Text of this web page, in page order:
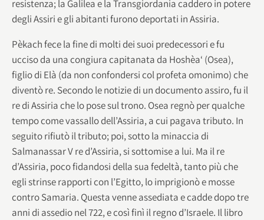
resistenza; la Galilea e la Transgiordania caddero in potere
degli Assiri e gli abitanti furono deportati in Assiria.
Pèkach fece la fine di molti dei suoi predecessori e fu
ucciso da una congiura capitanata da Hoshèa‘ (Osea),
figlio di Elà (da non confondersi col profeta omonimo) che
diventò re. Secondo le notizie di un documento assiro, fu il
re di Assiria che lo pose sul trono. Osea regnò per qualche
tempo come vassallo dell’Assiria, a cui pagava tributo. In
seguito rifiutò il tributo; poi, sotto la minaccia di
Salmanassar V re d’Assiria, si sottomise a lui. Ma il re
d’Assiria, poco fidandosi della sua fedeltà, tanto più che
egli strinse rapporti con l’Egitto, lo imprigionò e mosse
contro Samaria. Questa venne assediata e cadde dopo tre
anni di assedio nel 722, e così finì il regno d’Israele. Il libro